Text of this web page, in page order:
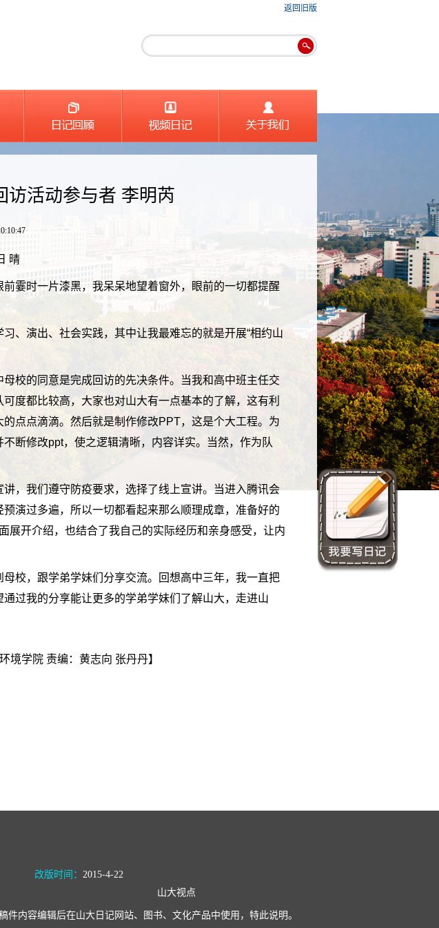
返回旧版
访活动参与者 李明芮
晴
霎时一片漆黑，我呆呆地望着窗外，眼前的一切都提醒
、演出、社会实践，其中让我最难忘的就是开展“相约山
校的同意是完成回访的先决条件。当我和高中班主任交
度都比较高，大家也对山大有一点基本的了解，这有利
点点滴滴。然后就是制作修改PPT，这是个大工程。为
断修改ppt，使之逻辑清晰，内容详实。当然，作为队
，我们遵守防疫要求，选择了线上宣讲。当进入腾讯会
演过多遍，所以一切都看起来那么顺理成章，准备好的
展开介绍，也结合了我自己的实际经历和亲身感受，让内
校，跟学弟学妹们分享交流。回想高中三年，我一直把
过我的分享能让更多的学弟学妹们了解山大，走进山
境学院 责编：黄志向 张丹丹】
改版时间： 2015-4-22
山大视点
件内容编辑后在山大日记网站、图书、文化产品中使用，特此说明。